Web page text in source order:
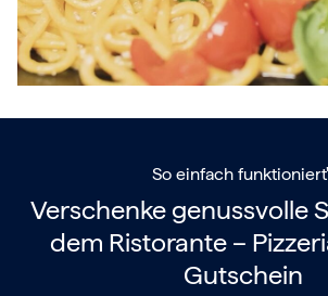
So einfach
Verschenke genussvolle
dem Ristorante –
Gutschein